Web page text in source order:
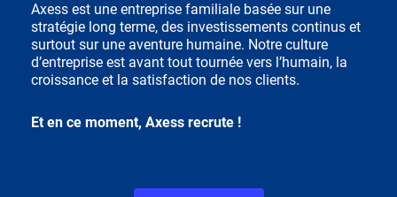
Description
Axess est une entreprise familiale basée sur une
stratégie long terme, des investissements continus et
surtout sur une aventure humaine. Notre culture
d’entreprise est avant tout tournée vers l’humain, la
croissance et la satisfaction de nos clients.
Et en ce moment, Axess recrute !